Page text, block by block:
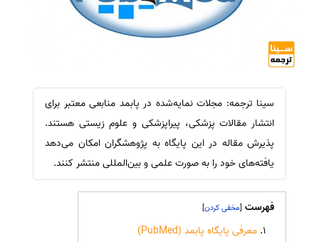
سینا ترجمه: مجلات نمایه‌شده در پابمد منابعی معتبر برای
انتشار مقالات پزشکی، پیراپزشکی و علوم زیستی هستند.
پذیرش مقاله در این پایگاه به پژوهشگران امکان می‌دهد
یافته‌های خود را به صورت علمی و بین‌المللی منتشر کنند.
فهرست [
]
معرفی پایگاه پابمد (PubMed)